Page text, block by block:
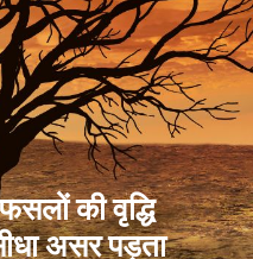
की वृद्धि
असर पड़ता